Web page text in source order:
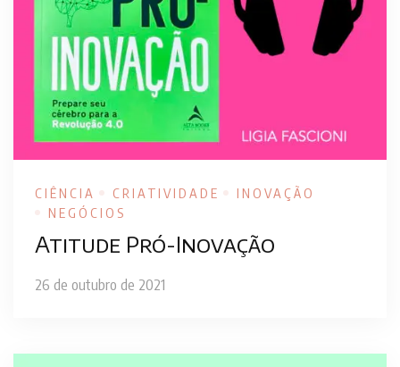
CIÊNCIA CRIATIVIDADE
INOVAÇÃO
NEGÓCIOS
Atitude Pró-Inovação
26 de outubro de 2021